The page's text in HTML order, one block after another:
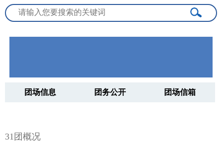
团场信息 团务公开 团场信箱
31团概况